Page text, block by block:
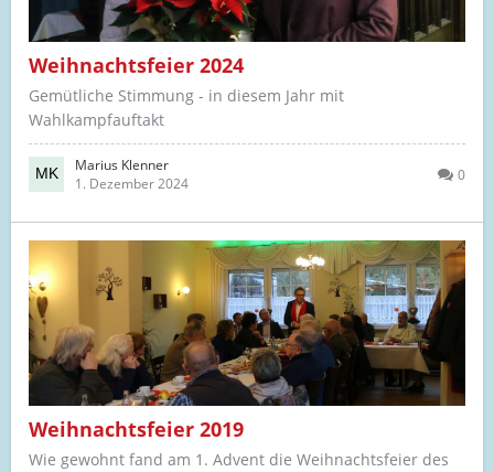
Weihnachtsfeier 2024
Gemütliche Stimmung - in diesem Jahr mit
Wahlkampfauftakt
Marius Klenner
1. Dezember 2024
0
Weihnachtsfeier 2019
Wie gewohnt fand am 1. Advent die Weihnachtsfeier des